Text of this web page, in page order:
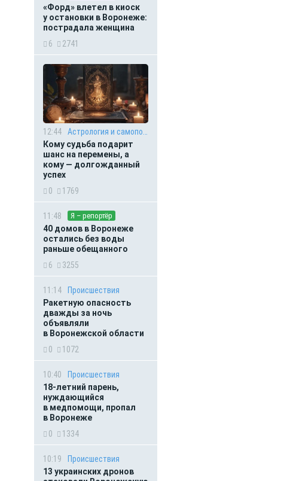
«Форд» влетел в киоск
у остановки в Воронеже:
пострадала женщина
6
2741
12:44
Кому судьба подарит
шанс на перемены, а
кому — долгожданный
успех
0
1769
11:48 Я – репортёр
40 домов в Воронеже
остались без воды
раньше обещанного
6
3255
11:14
Происшествия
Ракетную опасность
дважды за ночь
объявляли
в Воронежской области
0
1072
10:40
Происшествия
18-летний парень,
нуждающийся
в медпомощи, пропал
в Воронеже
0
1334
10:19
Происшествия
13 украинских дронов